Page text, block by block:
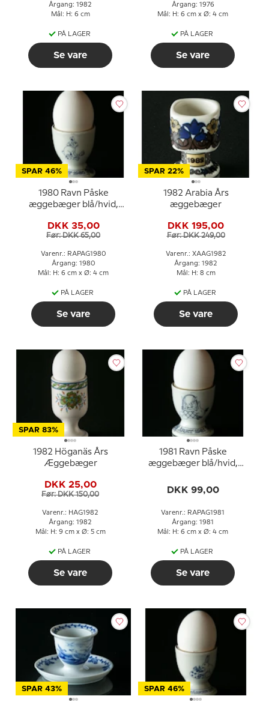
Årgang: 1982
Mål: H: 6 cm
PÅ LAGER
Se vare
Årgang: 1976
Mål: H: 6 cm x Ø: 4 cm
PÅ LAGER
Se vare
SPAR 46%
1980 Ravn Påske
æggebæger blå/hvid,
DKK 35,00
Før: DKK 65,00
Varenr.: RAPAG1980
Årgang: 1980
Mål: H: 6 cm x Ø: 4 cm
PÅ LAGER
Se vare
SPAR 22%
1982 Arabia Års
æggebæger
DKK 195,00
Før: DKK 249,00
Varenr.: XAAG1982
Årgang: 1982
Mål: H: 8 cm
PÅ LAGER
Se vare
SPAR 83%
1982 Höganäs Års
Æggebæger
DKK 25,00
Før: DKK 150,00
Varenr.: HAG1982
Årgang: 1982
Mål: H: 9 cm x Ø: 5 cm
PÅ LAGER
Se vare
1981 Ravn Påske
æggebæger blå/hvid,
DKK 99,00
Varenr.: RAPAG1981
Årgang: 1981
Mål: H: 6 cm x Ø: 4 cm
PÅ LAGER
Se vare
SPAR 43% SPAR 46%